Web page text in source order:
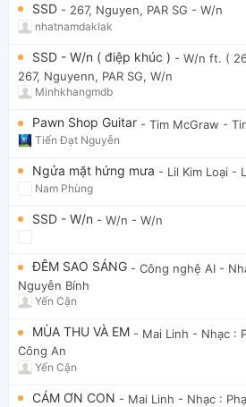
SSD - 267, Nguyen, PAR SG - W/n
nhatnamdaklak
SSD - W/n ( điệp khúc ) - W/n ft. (
267, Nguyenn, PAR SG, W/n
Minhkhangmdb
Pawn Shop Guitar - Tim McGraw -
Tiến Đạt Nguyễn
Ngửa mặt hứng mưa - Lil Kim Loại -
Nam Phùng
SSD - W/n - W/n - W/n
ĐÊM SAO SÁNG - Công nghệ AI -
Nguyễn Bính
Yến Cận
MÙA THU VÀ EM - Mai Linh - Nhạc :
Công An
Yến Cận
CÁM ƠN CON - Mai Linh - Nhạc :